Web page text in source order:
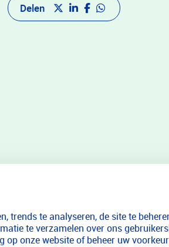
Delen
trends te analyseren, de site te
te verzamelen over ons
op onze website of beheer uw